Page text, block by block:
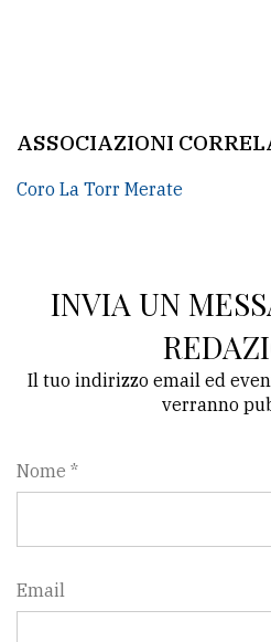
ASSOCIAZIONI
Coro La Torr Merate
INVIA UN
Il tuo indirizzo email ed
verranno
Nome *
Email